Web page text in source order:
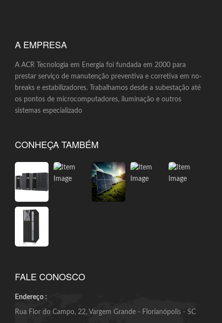
A EMPRESA
A ACR Tecnologia em Energia foi fundada em 2000 para
prestar serviço de manutenção preventiva e corretiva em no-
breaks e estabilizadores. Trabalhamos desde a subestação até
os pontos de microcomputadores, iluminação e outros
sistemas especializado
CONHEÇA TAMBÉM
FALE CONOSCO
Endereço :
Rua Flor do Campo, 22, Vargem Grande - Florianópolis - SC